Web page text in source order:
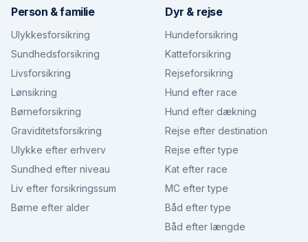
Person & familie
Ulykkesforsikring
Sundhedsforsikring
Livsforsikring
Lønsikring
Børneforsikring
Graviditetsforsikring
Ulykke efter erhverv
Sundhed efter niveau
Liv efter forsikringssum
Børne efter alder
Dyr & rejse
Hundeforsikring
Katteforsikring
Rejseforsikring
Hund efter race
Hund efter dækning
Rejse efter destination
Rejse efter type
Kat efter race
MC efter type
Båd efter type
Båd efter længde